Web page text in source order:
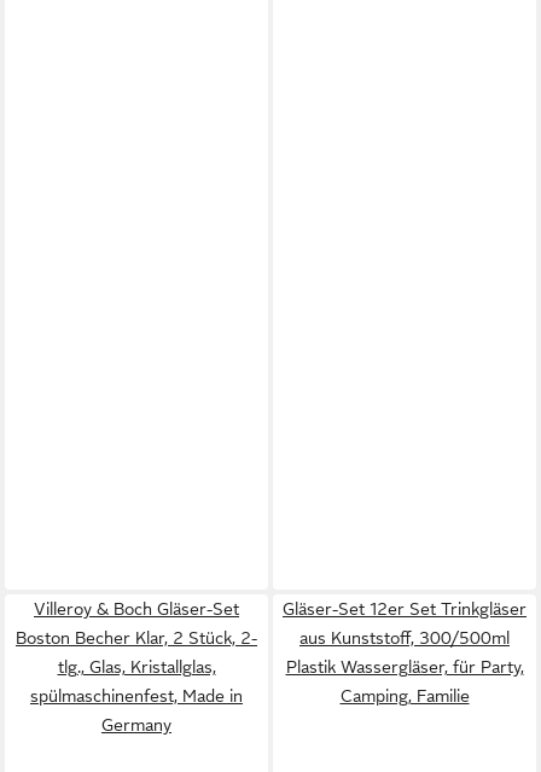
Villeroy & Boch Gläser-Set
Boston Becher Klar, 2 Stück, 2-
tlg., Glas, Kristallglas,
spülmaschinenfest, Made in
Germany
Gläser-Set 12er Set Trinkgläser
aus Kunststoff, 300/500ml
Plastik Wassergläser, für Party,
Camping, Familie